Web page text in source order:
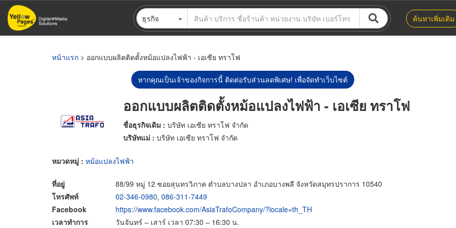
ข้าม
ไป
ธุรกิจ ค้นหาเพิ่มเติม
หน้าแรก > ออกแบบผลิตติดตั้งหม้อแปลงไฟฟ้า - เอเซีย ทราโฟ
หากคุณเป็นเจ้าของกิจการนี้ ติดต่อรับส่วนลดพิเศษ! เพื่อจัดทำเว็บไซต์
ออกแบบผลิตติดตั้งหม้อแปลงไฟฟ้า - เอเซีย ทราโฟ
ชื่อธุรกิจเดิม : บริษัท เอเซีย ทราโฟ จำกัด
บริษัทแม่ : บริษัท เอเซีย ทราโฟ จำกัด
หมวดหมู่ : หม้อแปลงไฟฟ้า
ที่อยู่
88/99 หมู่ 12 ซอยสุนทรวิภาค ตำบลบางปลา อำเภอบางพลี จังหวัดสมุทรปราการ 10540
โทรศัพท์
02-346-0980, 086-311-7449
Facebook
https://www.facebook.com/AsiaTrafoCompany/?locale=th_TH
เวลาทำการ
วันจันทร์ – เสาร์ เวลา 07:30 – 16:30 น.